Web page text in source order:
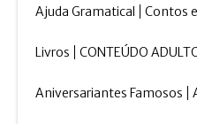
Ajuda Gramatical Contos
Livros CONTEÚDO
Aniversariantes Famosos